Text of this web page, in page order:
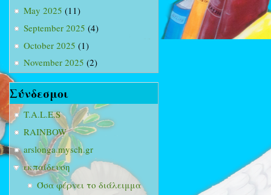
May 2025 (11)
September 2025 (4)
October 2025 (1)
November 2025 (2)
Σύνδεσμοι
T.A.L.E.S
RAINBOW
arslonga.mysch.gr
εκπαίδευση
Όσα φέρνει το διάλειμμα